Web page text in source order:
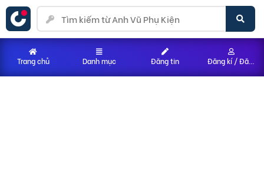
Trang chủ Danh mục Đăng tin